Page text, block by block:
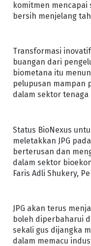
komitmen
bersih menjelang
Transformasi
buangan dari
biometana itu
pelupusan mampan
dalam sektor
Status BioNexus
meletakkan JPG
berterusan dan
dalam sektor
Faris Adli Shukery,
JPG akan terus
boleh diperbaharui
sekali gus dijangka
dalam memacu